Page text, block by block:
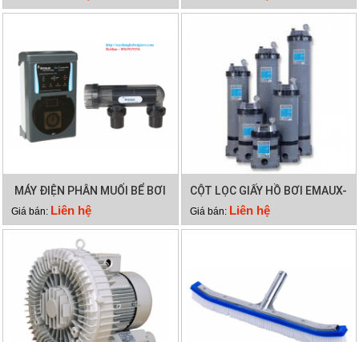
MÁY ĐIỆN PHÂN MUỐI BỂ BƠI
EMAUX SSC50
Giá bán: Liên hệ
CỘT LỌC GIẤY HỒ BƠI EMAUX-
CF75
Giá bán: Liên hệ